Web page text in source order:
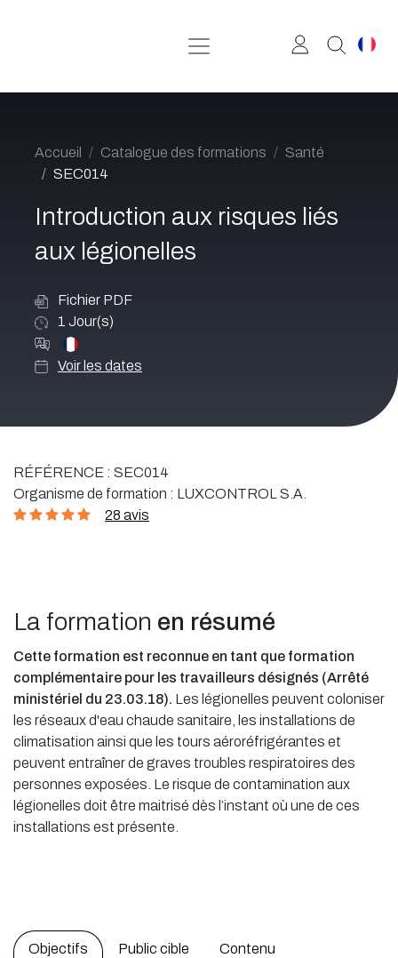
Accueil Catalogue des formations
Santé
SEC014
Introduction aux risques liés
aux légionelles
Fichier PDF
1 Jour(s)
Voir les dates
RÉFÉRENCE : SEC014
Organisme de formation : LUXCONTROL S.A.
28 avis
La formation en résumé
Cette formation est reconnue en tant que formation
complémentaire pour les travailleurs désignés (Arrêté
ministériel du 23.03.18). Les légionelles peuvent coloniser
les réseaux d'eau chaude sanitaire, les installations de
climatisation ainsi que les tours aéroréfrigérantes et
peuvent entraîner de graves troubles respiratoires des
personnes exposées. Le risque de contamination aux
légionelles doit être maitrisé dès l’instant où une de ces
installations est présente.
Objectifs Public cible Contenu